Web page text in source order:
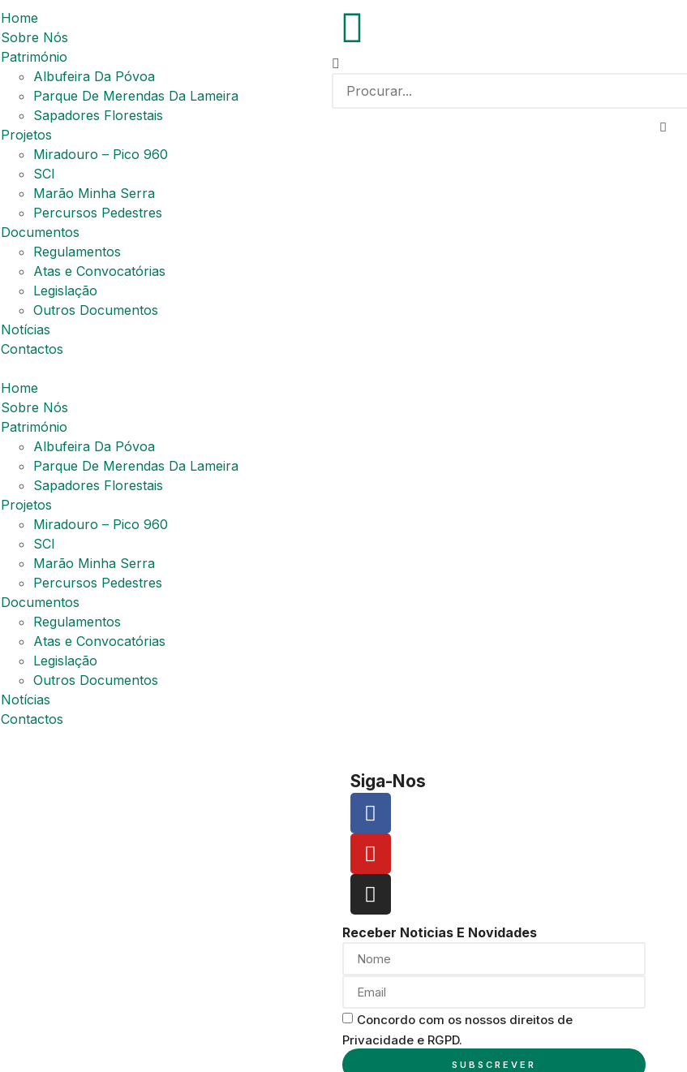
Home
Sobre Nós
Património
Albufeira Da Póvoa​
Parque De Merendas Da Lameira
Sapadores Florestais
Projetos
Miradouro – Pico 960
SCI
Marão Minha Serra
Percursos Pedestres
Documentos
Regulamentos
Atas e Convocatórias
Legislação
Outros Documentos
Notícias
Contactos
Home
Sobre Nós
Património
Albufeira Da Póvoa​
Parque De Merendas Da Lameira
Sapadores Florestais
Projetos
Miradouro – Pico 960
SCI
Marão Minha Serra
Percursos Pedestres
Documentos
Regulamentos
Atas e Convocatórias
Legislação
Outros Documentos
Notícias
Contactos
Siga-Nos
Receber Noticias E Novidades
Concordo com os nossos direitos de
Privacidade e RGPD.
SUBSCREVER